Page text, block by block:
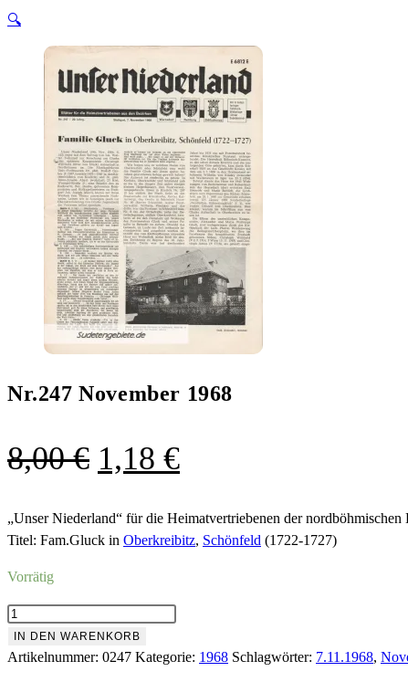
🔍
Nr.247 November 1968
8,00€ Ursprünglicher
war:
8,00 €
1,18 €Aktueller
ist:
1,18 €.
„Unser Niederland“ für die Heimatvertriebenen der
Titel: Fam.Gluck in Oberkreibitz, Schönfeld (1722-1727)
Vorrätig
Nr.247
November
1968
IN DEN WARENKORB
Artikelnummer: 0247 Kategorie: 1968 Schlagwörter: 7.11.1968,